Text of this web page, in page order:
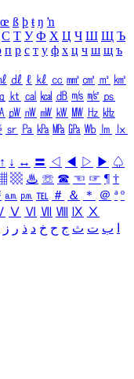
œ ß þ ŧ ŋ ŉ
С Т У Ф Х Ц Ч Ш Щ Ъ
п р с т у ф х ц ч ш щ ъ
㎗ ℓ ㎘ ㏄ ㎣ ㎤ ㎥ ㎦
㏏ ㎈ ㎉ ㏈ ㎧ ㎨ ㎰
㎺ ㎻ ㎽ ㎾ ㎿ ㎐ ㎑
㏛ ㎩ ㎪ ㎫ ㎬ ㏝ ㏐
㏓
↑ ↓ ↔ 〓 ◁ ◀ ▷ ▶ ♤
▩ ♨ ☏ ☎ ☜ ☞ ¶ †
㏂ ㏘ ℡ ＃ ＆ ＊ ＠ ª º
Ⅴ Ⅵ Ⅶ Ⅷ Ⅸ Ⅹ
ب ت ث ج ح خ د ذ ر ز